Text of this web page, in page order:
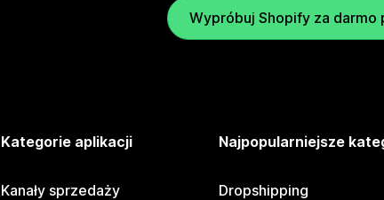
Wypróbuj Shopify za darmo
Kategorie aplikacji
Kanały sprzedaży
Najpopularniejsze
Dropshipping